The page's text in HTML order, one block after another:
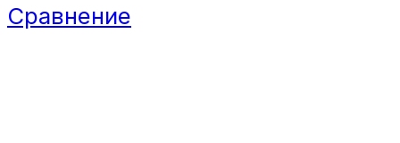
Сравнение